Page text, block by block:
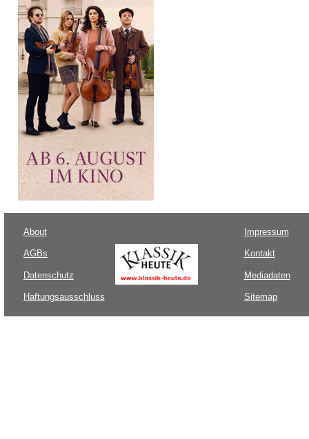
About
AGBs
Datenschutz
Haftungsausschluss
Impressum
Kontakt
Mediadaten
Sitemap